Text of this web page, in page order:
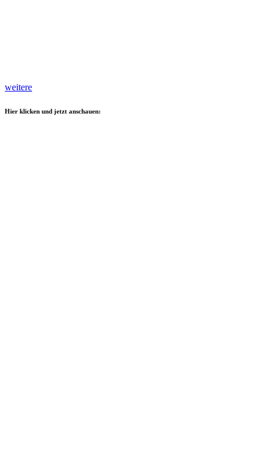
weitere
Hier klicken und jetzt anschauen: